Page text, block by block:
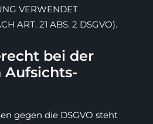
VERWENDET
ART. 21 ABS. 2 DSGVO).
bei der
Aufsichts­
gegen die DSGVO steht